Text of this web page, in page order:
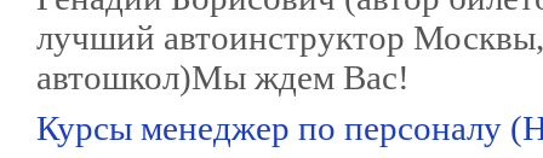
лучший автоинструктор
автошкол)Мы ждем Вас!
Курсы менеджер по персоналу